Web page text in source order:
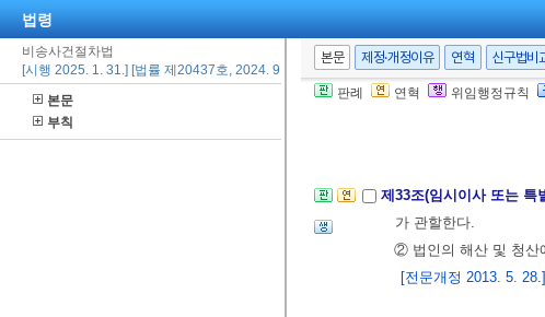
법령
비송사건절차법
[시행 2025. 1. 31.] [법률 제20437호, 2024. 9. 20., 타법개정]
본문
부칙
본문 제정·개정이유 연혁 신구법비
판례 연혁 위임행정규칙
제1장 법인에 관한
제32조(재단법인의 정관
② 법인설립자의 주소
제33조(임시이사 또는 특
가 관할한다.
② 법인의 해산 및 청산
[전문개정 2013. 5. 28.]